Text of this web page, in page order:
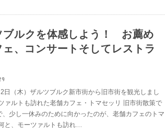
ブルクを体感しよう！ お薦め
ェ、コンサートそしてレストラ
日（木）ザルツブルク新市街から旧市街を観光しまし
ァルトも訪れた老舗カフェ・トマセッリ 旧市街散策で
、少し一休みのために向かったのが、老舗カフェのトマ
と、モーツァルトも訪れ…